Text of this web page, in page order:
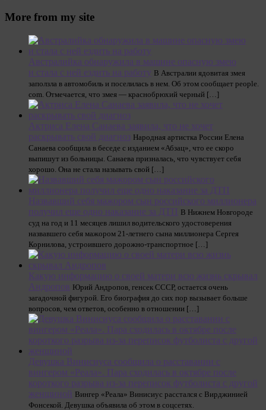
More from my site
Австралийка обнаружила в машине опасную змею
и стала с ней ездить на работу В Австралии ядовитая змея
заползла в автомобиль и поселилась в нем. Об этом сообщает people.
com. Отмечается, что змея — краснобрюхий черный […]
Актриса Елена Санаева заявила, что не хочет
раскрывать свой диагноз Народная артистка России Елена
Санаева сообщила в беседе с изданием «Абзац», что ее скоро
выпишут из больницы. Санаева призналась, что чувствует себя
хорошо. Она не стала называть свой […]
Назвавший себя мажором сын российского миллионера
получил еще одно наказание за ДТП В Нижнем Новгороде
суд на год и 11 месяцев лишил водительского удостоверения
назвавшего себя мажором 21-летнего сына миллионера Сергея
Корнилова, устроившего дорожно-транспортное […]
Какую информацию о своей матери всю жизнь скрывал
Андропов Юрий Андропов, генсек СССР, остается очень
загадочной фигурой. Его биография до сих пор вызывает больше
вопросов, чем ответов, особенно в отношении […]
Девушка Винисиуса сообщила о расставании с
вингером «Реала». Пара сходилась в октябре после
короткого разрыва из-за переписок футболиста с другой
женщиной Вингер «Реала» Винисиус расстался с Вирджинией
Фонсекой. Девушка объявила об этом в соцсетях.